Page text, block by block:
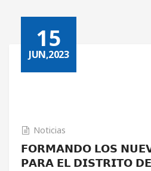
15
JUN,2023
Noticias
𝗙𝗢𝗥𝗠𝗔𝗡𝗗𝗢 𝗟𝗢𝗦
𝗣𝗔𝗥𝗔 𝗘𝗟 𝗗𝗜𝗦𝗧𝗥𝗜𝗧𝗢